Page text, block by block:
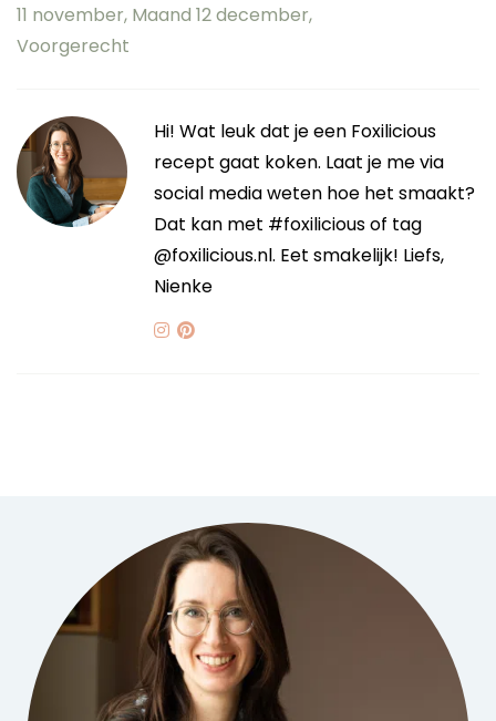
11 november, Maand 12 december,
Voorgerecht
Hi! Wat leuk dat je een Foxilicious
recept gaat koken. Laat je me via
social media weten hoe het smaakt?
Dat kan met #foxilicious of tag
@foxilicious.nl. Eet smakelijk! Liefs,
Nienke